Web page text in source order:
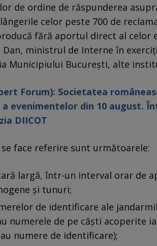
de ordine de răspunderea
celor peste 700 de
fără aportul direct al celor
Dan, ministrul de Interne în
Municipiului Bucureşti, alte
Forum): Societatea
evenimentelor din 10 august.
DIICOT
face referire sunt următoarele:
largă, într-un interval orar de
şi tunuri;
de identificare ale
numerele de pe căşti acoperite
numere de identificare);